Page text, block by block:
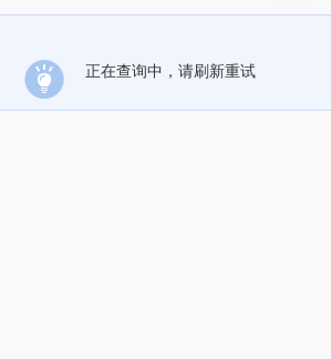
正在查询中，请刷新重试